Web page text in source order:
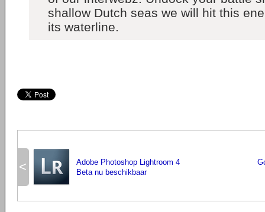
shallow Dutch seas we will hit this
its waterline.
<
Adobe Photoshop Lightroom 4
Beta nu beschikbaar